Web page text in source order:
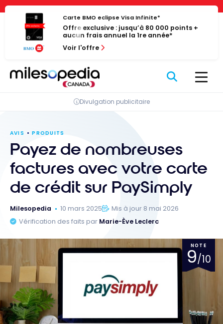
Panneau de gestion des cookies
Passer
contenu
Carte BMO eclipse Visa Infinite*
Offre exclusive : jusqu’à 80 000 points +
aucun frais annuel la 1re année*
Voir l'offre
Divulgation publicitaire
AVIS PRODUITS
Payez de nombreuses
factures avec votre carte
de crédit sur PaySimply
Milesopedia 10 mars 2025
Mis à jour 8 mai 2026
Vérification des faits par Marie-Ève Leclerc
NOTE
9/10